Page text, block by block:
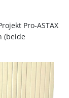
Pro-ASTAX
(beide